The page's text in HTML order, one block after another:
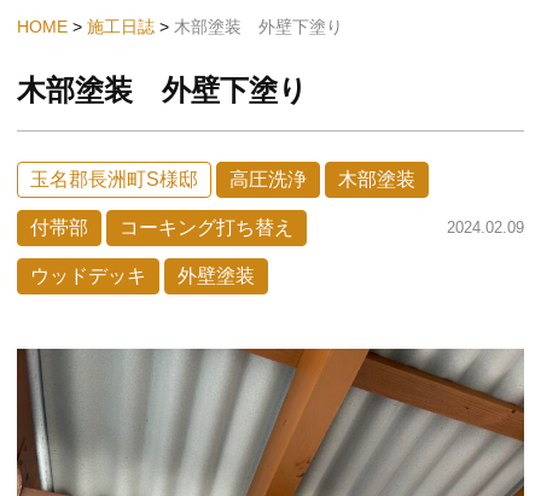
竹
装
HOME 施工日誌 木部塗装 外壁下塗り
木部塗装 外壁下塗り
玉名郡長洲町S様邸 高圧洗浄 木部塗装
付帯部 コーキング打ち替え
ウッドデッキ 外壁塗装
2024.02.09